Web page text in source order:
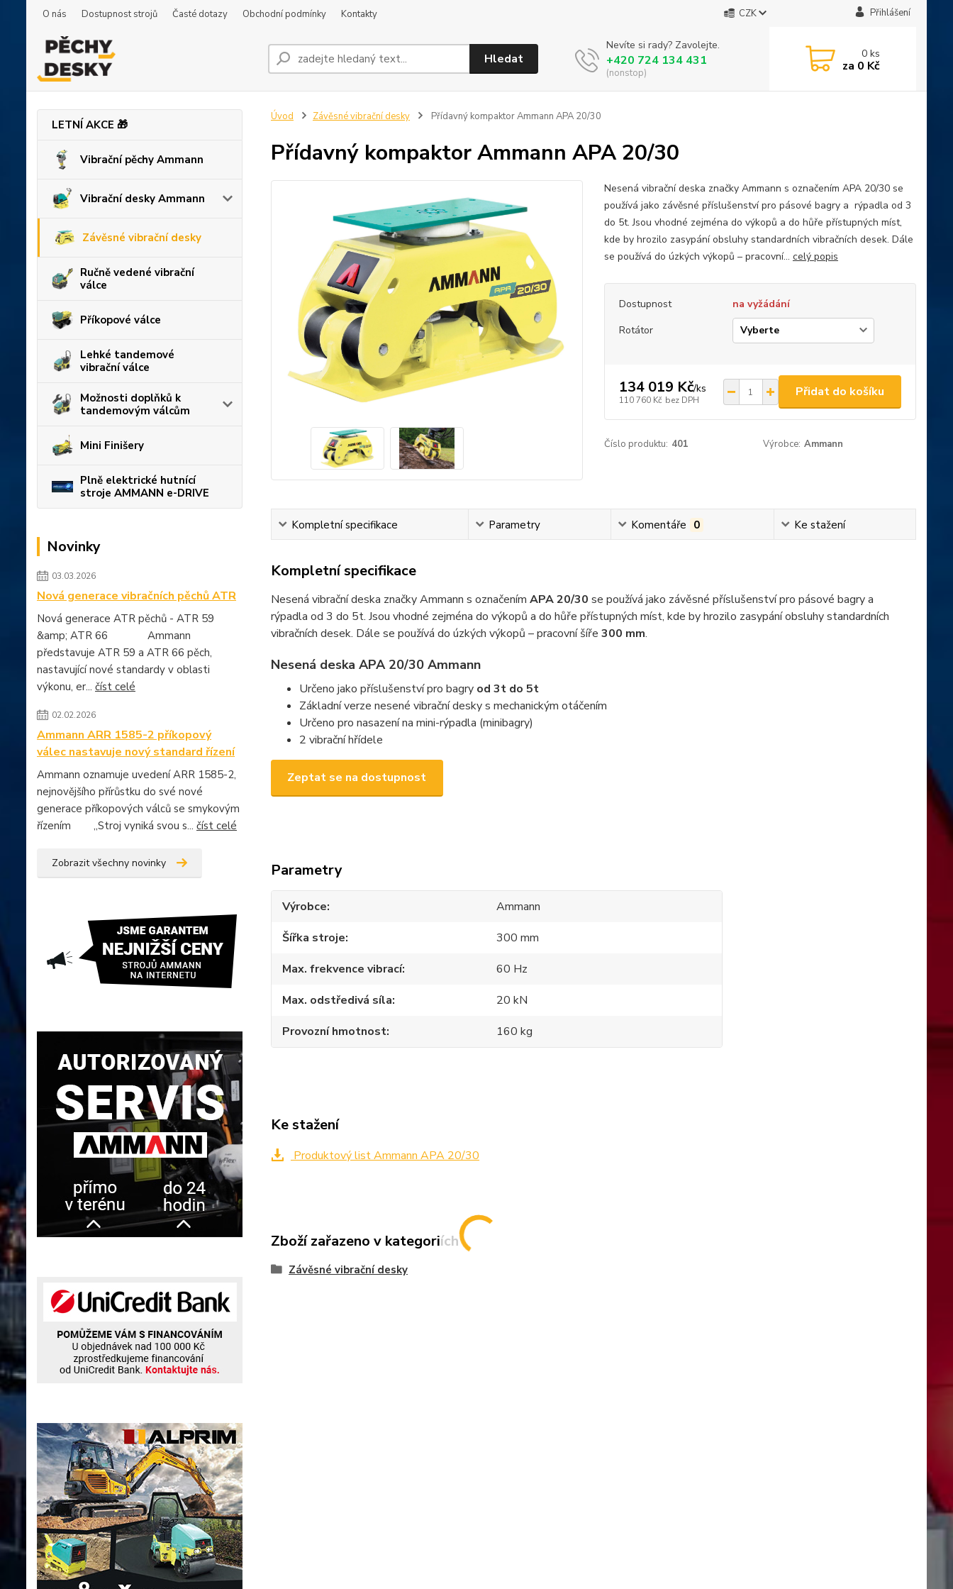
O nás Dostupnost strojů Časté dotazy Obchodní podmínky Kontakty CZK Přihlášení
Hledat
Nevíte si rady? Zavolejte.
+420 724 134 431
(nonstop)
0ks
za 0 Kč
LETNÍ AKCE 🎁
Vibrační pěchy Ammann
Vibrační desky Ammann
Závěsné vibrační desky
Ručně vedené vibrační
válce
Příkopové válce
Lehké tandemové
vibrační válce
Možnosti doplňků k
tandemovým válcům
Mini Finišery
Plně elektrické hutnící
stroje AMMANN e-DRIVE
Novinky
03.03.2026
Nová generace vibračních pěchů ATR
Nová generace ATR pěchů - ATR 59
&amp; ATR 66 Ammann
představuje ATR 59 a ATR 66 pěch,
nastavující nové standardy v oblasti
výkonu, er... číst celé
02.02.2026
Ammann ARR 1585-2 příkopový
válec nastavuje nový standard řízení
Ammann oznamuje uvedení ARR 1585-2,
nejnovějšího přírůstku do své nové
generace příkopových válců se smykovým
řízením „Stroj vyniká svou s... číst celé
Zobrazit všechny novinky
Úvod Závěsné vibrační desky Přídavný kompaktor Ammann APA 20/30
Přídavný kompaktor Ammann APA 20/30
Nesená vibrační deska značky Ammann s označením APA 20/30 se
používá jako závěsné příslušenství pro pásové bagry a rýpadla od 3
do 5t. Jsou vhodné zejména do výkopů a do hůře přístupných míst,
kde by hrozilo zasypání obsluhy standardních vibračních desek. Dále
se používá do úzkých výkopů – pracovní... celý popis
Dostupnost
na vyžádání
Rotátor
134 019 Kč/ks
110 760 Kč bez DPH
Přidat do košíku
Číslo produktu: 401 Výrobce: Ammann
Kompletní specifikace Parametry Komentáře 0 Ke stažení
Kompletní specifikace
Nesená vibrační deska značky Ammann s označením APA 20/30 se používá jako závěsné příslušenství pro pásové bagry a
rýpadla od 3 do 5t. Jsou vhodné zejména do výkopů a do hůře přístupných míst, kde by hrozilo zasypání obsluhy standardních
vibračních desek. Dále se používá do úzkých výkopů – pracovní šíře 300 mm.
Nesená deska APA 20/30 Ammann
Určeno jako příslušenství pro bagry od 3t do 5t
Základní verze nesené vibrační desky s mechanickým otáčením
Určeno pro nasazení na mini-rýpadla (minibagry)
2 vibrační hřídele
Zeptat se na dostupnost
Parametry
Výrobce
Ammann
Šířka stroje
300 mm
Max. frekvence vibrací
60 Hz
Max. odstředivá síla
20 kN
Provozní hmotnost
160 kg
Ke stažení
Produktový list Ammann APA 20/30
Zboží zařazeno v kategoriích
Závěsné vibrační desky